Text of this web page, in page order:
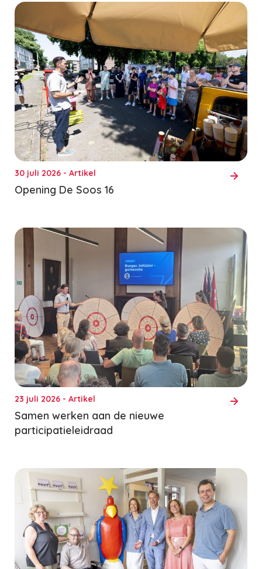
30 juli 2026 - Artikel
Opening De Soos 16
23 juli 2026 - Artikel
Samen werken aan de nieuwe
participatieleidraad